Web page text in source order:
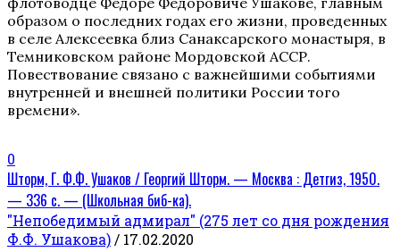
образом о последних годах его жизни, проведенных
в селе Алексеевка близ Санаксарского монастыря, в
Темниковском районе Мордовской АССР.
Повествование связано с важнейшими событиями
внутренней и внешней политики России того
времени».
0
Шторм, Г. Ф.Ф. Ушаков / Георгий Шторм. — Москва : Детгиз, 1950.
— 336 с. — (Школьная биб-ка).
"Непобедимый адмирал" (275 лет со дня рождения
Ф.Ф. Ушакова)/ 17.02.2020